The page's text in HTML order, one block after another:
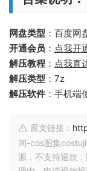
网盘类型 ：百度网
开通会员 ： 点我开
解压教程 ： 点我直
解压类型 ：7z
解压软件 ：手机端
原文链接：
间-cos图集
源，不支持退款